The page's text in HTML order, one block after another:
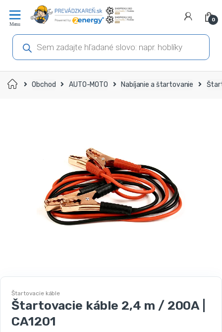
navigáciu
obsah
0
Products
search
Domov Obchod AUTO-MOTO Nabíjanie a štartovanie
Štartovacie káble
Štartovacie káble 2,4 m / 200A |
CA1201